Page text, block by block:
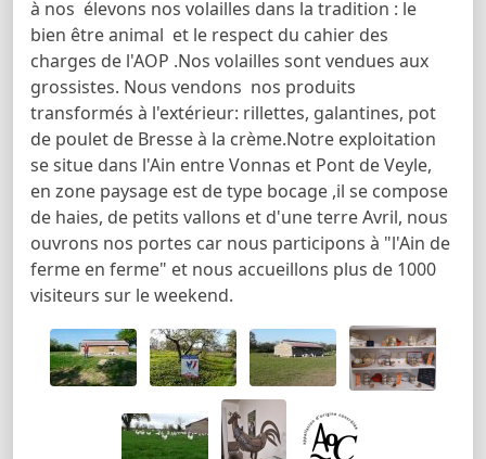
à nos élevons nos volailles dans la tradition : le
bien être animal et le respect du cahier des
charges de l'AOP .Nos volailles sont vendues aux
grossistes. Nous vendons nos produits
transformés à l'extérieur: rillettes, galantines, pot
de poulet de Bresse à la crème.Notre exploitation
se situe dans l'Ain entre Vonnas et Pont de Veyle,
en zone paysage est de type bocage ,il se compose
de haies, de petits vallons et d'une terre Avril, nous
ouvrons nos portes car nous participons à "l'Ain de
ferme en ferme" et nous accueillons plus de 1000
visiteurs sur le weekend.